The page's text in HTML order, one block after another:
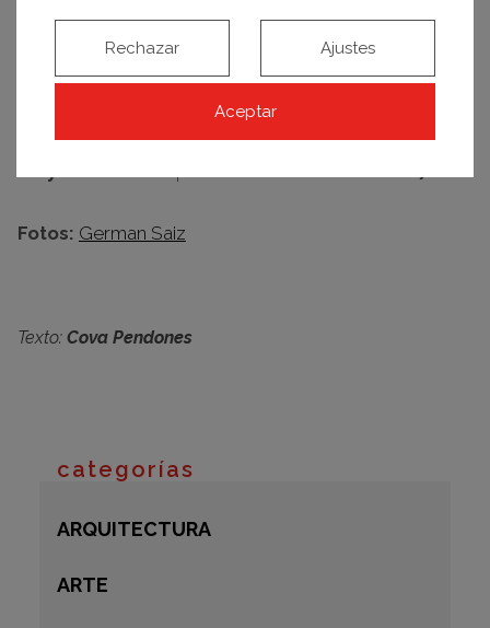
encargaba de calentar la zona noble del piso
principal.
Si queréis descubrir estas y otras maravillas de esta
casa señorial,ya sabéis. Tomad nota: el10 de
Fotos: German Saiz
Texto: Cova Pendones
categorías
ARQUITECTURA
ARTE
Aceptar
Rechazar Ajustes